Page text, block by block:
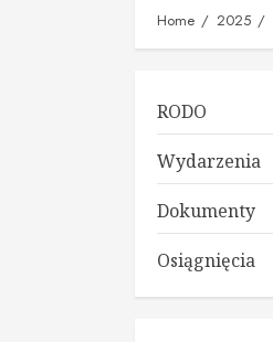
Home 2025
RODO
Wydarzenia
Dokumenty
Osiągnięcia